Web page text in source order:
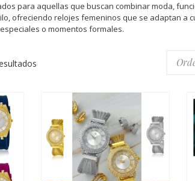
para aquellas que buscan combinar moda,
ofreciendo relojes femeninos que se adaptan a
o momentos formales.